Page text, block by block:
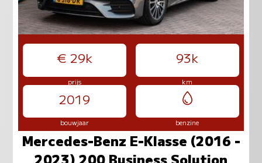
€ 29k 93k
prijs km
2019
bouwjaar benzine
Mercedes-Benz E-Klasse (2016 -
2023) 200 Business Solution